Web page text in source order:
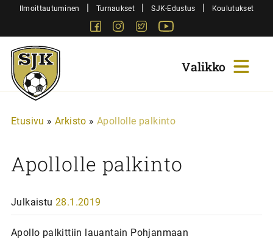
SiirryIlmoittautuminen | Turnaukset | SJK-Edustus | Koulutukset
FacebookInstagram
Twitter
Sjk-
Juniorit
Etusivu » Arkisto » Apollolle palkinto
Apollolle palkinto
Julkaistu 28.1.2019
Apollo palkittiin lauantain Pohjanmaan